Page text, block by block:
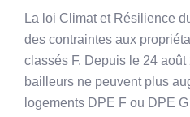
La loi Climat et Résilience
des contraintes aux
classés F. Depuis le 24
bailleurs ne peuvent plus
logements DPE F ou DPE